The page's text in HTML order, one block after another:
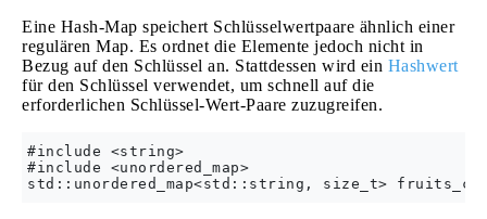
Eine Hash-Map speichert Schlüsselwertpaare ähnlich einer
regulären Map. Es ordnet die Elemente jedoch nicht in
Bezug auf den Schlüssel an. Stattdessen wird ein Hashwert
für den Schlüssel verwendet, um schnell auf die
erforderlichen Schlüssel-Wert-Paare zuzugreifen.
#include <string>
#include <unordered_map>